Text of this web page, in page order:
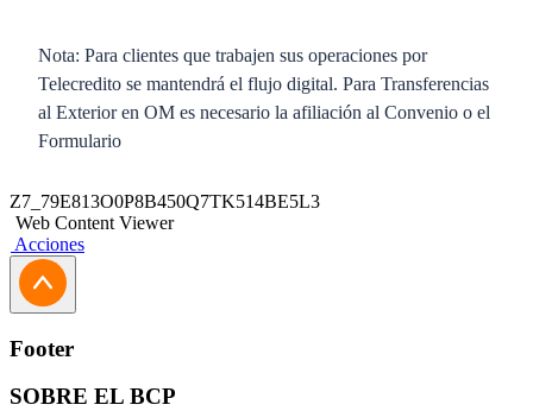
Nota: Para clientes que trabajen sus operaciones por
Telecredito se mantendrá el flujo digital. Para Transferencias
al Exterior en OM es necesario la afiliación al Convenio o el
Formulario
Firmar los documentos (convenio o formato)​
correo electrónico​
Z7_79E813O0P8B450Q7TK514BE5L3
Web Content Viewer
Acciones
Footer
SOBRE EL BCP